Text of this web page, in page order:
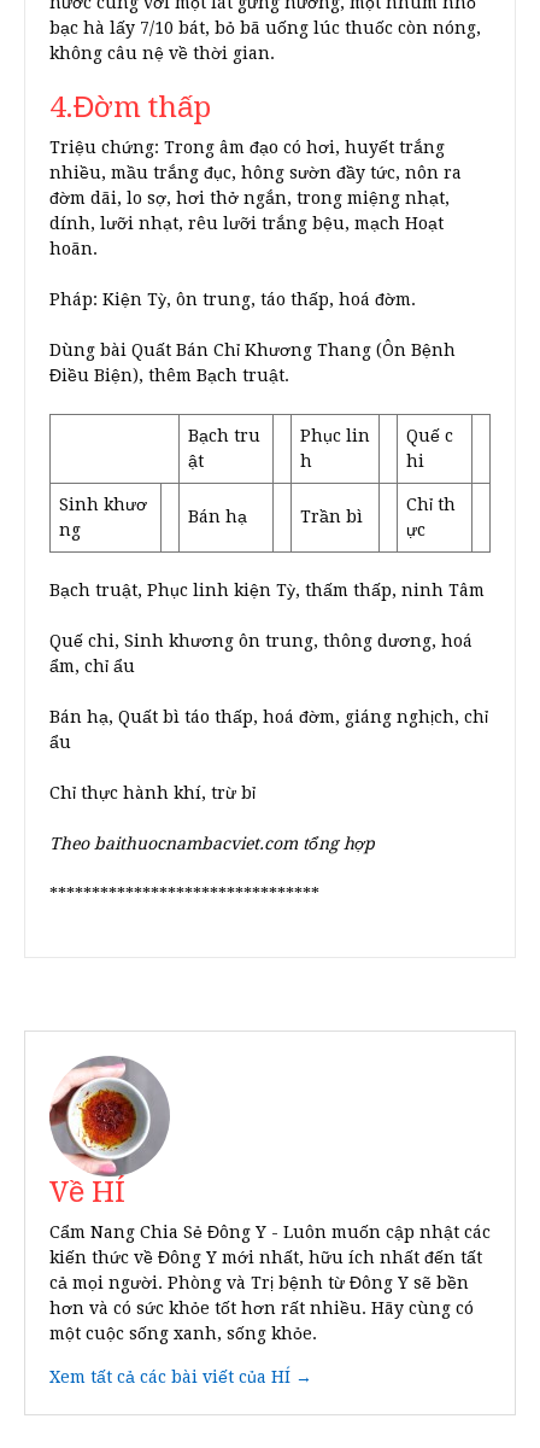
bạc hà lấy 7/10 bát, bỏ bã uống lúc thuốc còn nóng,
không câu nệ về thời gian.
4.Đờm thấp
Triệu chứng: Trong âm đạo có hơi, huyết trắng
nhiều, mầu trắng đục, hông sườn đầy tức, nôn ra
đờm dãi, lo sợ, hơi thở ngắn, trong miệng nhạt,
dính, lưỡi nhạt, rêu lưỡi trắng bệu, mạch Hoạt
hoãn.
Pháp: Kiện Tỳ, ôn trung, táo thấp, hoá đờm.
Dùng bài Quất Bán Chỉ Khương Thang (Ôn Bệnh
Điều Biện), thêm Bạch truật.
Bạch tru
ật
Phục lin
h
Quế c
hi
Sinh khươ
ng
Bán hạ Trần bì
Chỉ th
ực
Bạch truật, Phục linh kiện Tỳ, thấm thấp, ninh Tâm
Quế chi, Sinh khương ôn trung, thông dương, hoá
ẩm, chỉ ẩu
Bán hạ, Quất bì táo thấp, hoá đờm, giáng nghịch, chỉ
ẩu
Chỉ thực hành khí, trừ bỉ
Theo baithuocnambacviet.com tổng hợp
********************************
Về HÍ
Cẩm Nang Chia Sẻ Đông Y - Luôn muốn cập nhật các
kiến thức về Đông Y mới nhất, hữu ích nhất đến tất
cả mọi người. Phòng và Trị bệnh từ Đông Y sẽ bền
hơn và có sức khỏe tốt hơn rất nhiều. Hãy cùng có
một cuộc sống xanh, sống khỏe.
Xem tất cả các bài viết của HÍ →